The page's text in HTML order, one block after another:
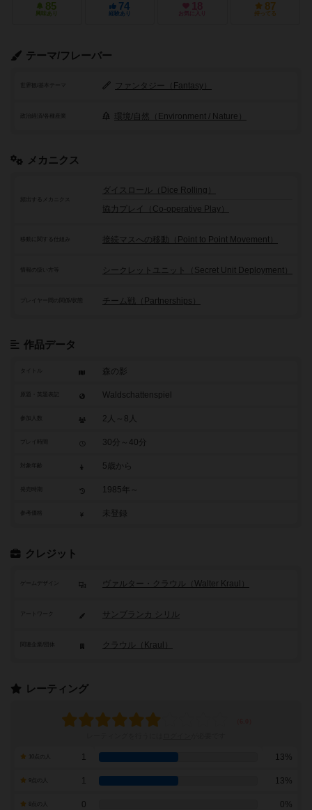
85
興味あり
74
経験あり
18
お気に入り
87
持ってる
テーマ/フレーバー
世界観/基本テーマ ファンタジー（Fantasy）
政治経済/各種産業 環境/自然（Environment / Nature）
メカニクス
頻出するメカニクス
ダイスロール（Dice Rolling）
協力プレイ（Co-operative Play）
移動に関する仕組み 接続マスへの移動（Point to Point Movement）
シークレットユニット（Secret Unit Deployment）
プレイヤー間の関係/状態 チーム戦（Partnerships）
作品データ
タイトル 森の影
Waldschattenspiel
参加人数 2人～8人
30分～40分
5歳から
1985年～
参考価格 未登録
クレジット
ゲームデザイン ヴァルター・クラウル（Walter Kraul）
アートワーク サンブランカ シリル
クラウル（Kraul）
レーティング
1 13%
1 13%
0 0%